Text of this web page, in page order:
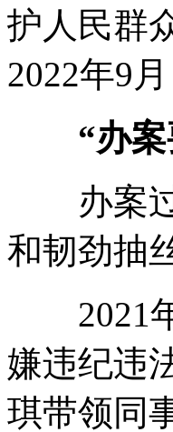
护人民群
2022年9
“办案
办案过
和韧劲抽
2021年
嫌违纪违
琪带领同